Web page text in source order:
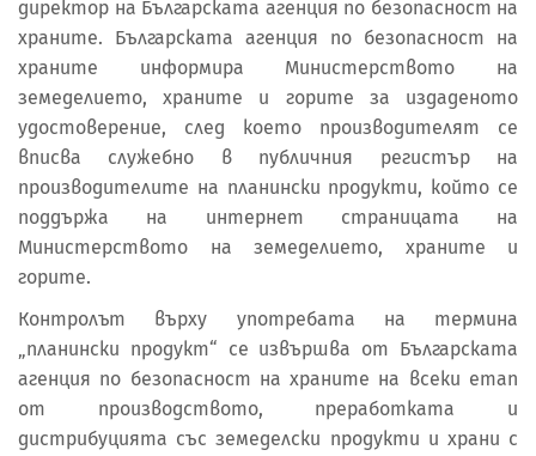
директор на Българската агенция по безопасност на
храните. Българската агенция по безопасност на
храните информира Министерството на
земеделието, храните и горите за издаденото
удостоверение, след което производителят се
вписва служебно в публичния регистър на
производителите на планински продукти, който се
поддържа на интернет страницата на
Министерството на земеделието, храните и
горите.
Контролът върху употребата на термина
„планински продукт“ се извършва от Българската
агенция по безопасност на храните на всеки етап
от производството, преработката и
дистрибуцията със земеделски продукти и храни с